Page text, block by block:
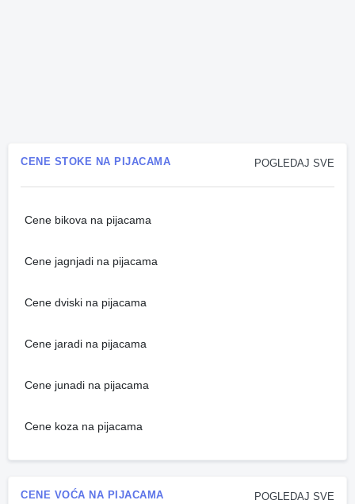
POGLEDAJ SVE
CENE STOKE NA PIJACAMA
Cene bikova na pijacama
Cene jagnjadi na pijacama
Cene dviski na pijacama
Cene jaradi na pijacama
Cene junadi na pijacama
Cene koza na pijacama
POGLEDAJ SVE
CENE VOĆA NA PIJACAMA